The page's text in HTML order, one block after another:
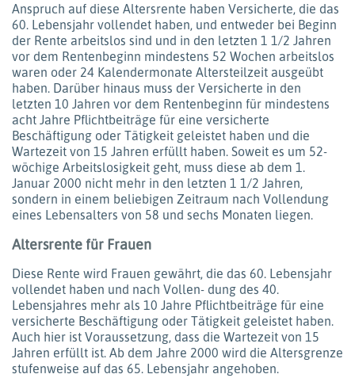
Anspruch auf diese Altersrente haben Versicherte, die das
60. Lebensjahr vollendet haben, und entweder bei Beginn
der Rente arbeitslos sind und in den letzten 1 1/2 Jahren
vor dem Rentenbeginn mindestens 52 Wochen arbeitslos
waren oder 24 Kalendermonate Altersteilzeit ausgeübt
haben. Darüber hinaus muss der Versicherte in den
letzten 10 Jahren vor dem Rentenbeginn für mindestens
acht Jahre Pflichtbeiträge für eine versicherte
Beschäftigung oder Tätigkeit geleistet haben und die
Wartezeit von 15 Jahren erfüllt haben. Soweit es um 52-
wöchige Arbeitslosigkeit geht, muss diese ab dem 1.
Januar 2000 nicht mehr in den letzten 1 1/2 Jahren,
sondern in einem beliebigen Zeitraum nach Vollendung
eines Lebensalters von 58 und sechs Monaten liegen.
Altersrente für Frauen
Diese Rente wird Frauen gewährt, die das 60. Lebensjahr
vollendet haben und nach Vollen- dung des 40.
Lebensjahres mehr als 10 Jahre Pflichtbeiträge für eine
versicherte Beschäftigung oder Tätigkeit geleistet haben.
Auch hier ist Voraussetzung, dass die Wartezeit von 15
Jahren erfüllt ist. Ab dem Jahre 2000 wird die Altersgrenze
stufenweise auf das 65. Lebensjahr angehoben.